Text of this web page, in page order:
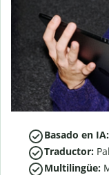
Basado en IA:
Traductor:
Multilingüe: